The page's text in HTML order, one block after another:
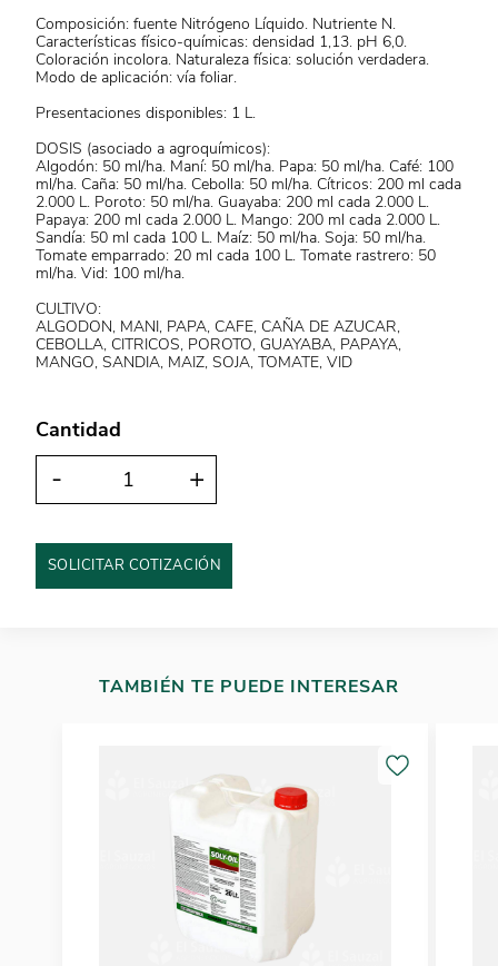
Composición: fuente Nitrógeno Líquido. Nutriente N.
Características físico-químicas: densidad 1,13. pH 6,0.
Coloración incolora. Naturaleza física: solución verdadera.
Modo de aplicación: vía foliar.
Presentaciones disponibles: 1 L.
DOSIS (asociado a agroquímicos):
Algodón: 50 ml/ha. Maní: 50 ml/ha. Papa: 50 ml/ha. Café: 100
ml/ha. Caña: 50 ml/ha. Cebolla: 50 ml/ha. Cítricos: 200 ml cada
2.000 L. Poroto: 50 ml/ha. Guayaba: 200 ml cada 2.000 L.
Papaya: 200 ml cada 2.000 L. Mango: 200 ml cada 2.000 L.
Sandía: 50 ml cada 100 L. Maíz: 50 ml/ha. Soja: 50 ml/ha.
Tomate emparrado: 20 ml cada 100 L. Tomate rastrero: 50
ml/ha. Vid: 100 ml/ha.
CULTIVO:
ALGODON, MANI, PAPA, CAFE, CAÑA DE AZUCAR,
CEBOLLA, CITRICOS, POROTO, GUAYABA, PAPAYA,
MANGO, SANDIA, MAIZ, SOJA, TOMATE, VID
Cantidad
- +
SOLICITAR COTIZACIÓN
TAMBIÉN TE PUEDE INTERESAR